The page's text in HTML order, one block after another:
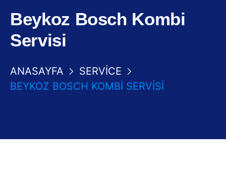
Beykoz Bosch Kombi
Servisi
ANASAYFA
SERVICE
BEYKOZ BOSCH KOMBI SERVISI